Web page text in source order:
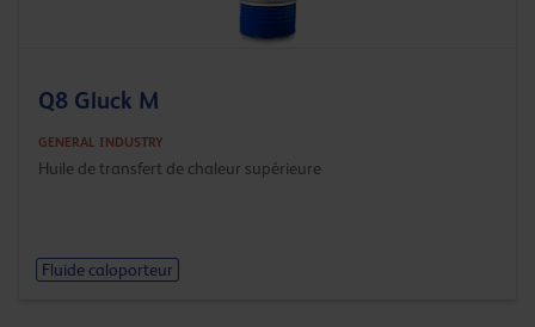
Q8 Gluck M
GENERAL INDUSTRY
Huile de transfert de chaleur supérieure
Fluide caloporteur